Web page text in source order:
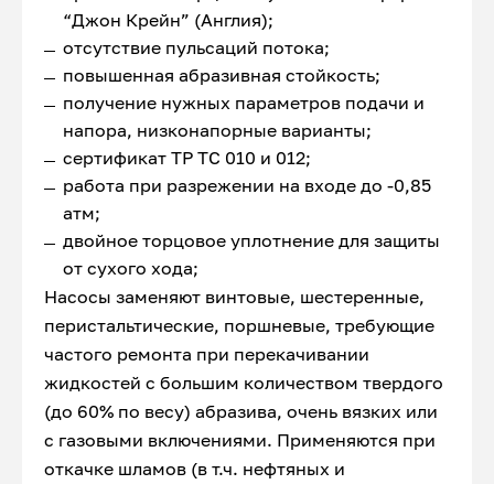
“Джон Крейн” (Англия);
отсутствие пульсаций потока;
повышенная абразивная стойкость;
получение нужных параметров подачи и
напора, низконапорные варианты;
сертификат ТР ТС 010 и 012;
работа при разрежении на входе до -0,85
атм;
двойное торцовое уплотнение для защиты
от сухого хода;
Насосы заменяют винтовые, шестеренные,
перистальтические, поршневые, требующие
частого ремонта при перекачивании
жидкостей с большим количеством твердого
(до 60% по весу) абразива, очень вязких или
с газовыми включениями. Применяются при
откачке шламов (в т.ч. нефтяных и